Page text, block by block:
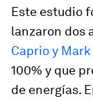
Este estudio
lanzaron dos
Caprio y
100% y que
de energías.